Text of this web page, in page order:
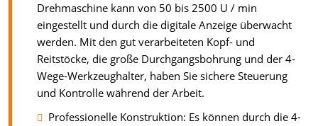
Drehmaschine kann von 50 bis 2500 U / min
eingestellt und durch die digitale Anzeige überwacht
werden. Mit den gut verarbeiteten Kopf- und
Reitstöcke, die große Durchgangsbohrung und der 4-
Wege-Werkzeughalter, haben Sie sichere Steuerung
und Kontrolle während der Arbeit.
Professionelle Konstruktion: Es können durch die 4-